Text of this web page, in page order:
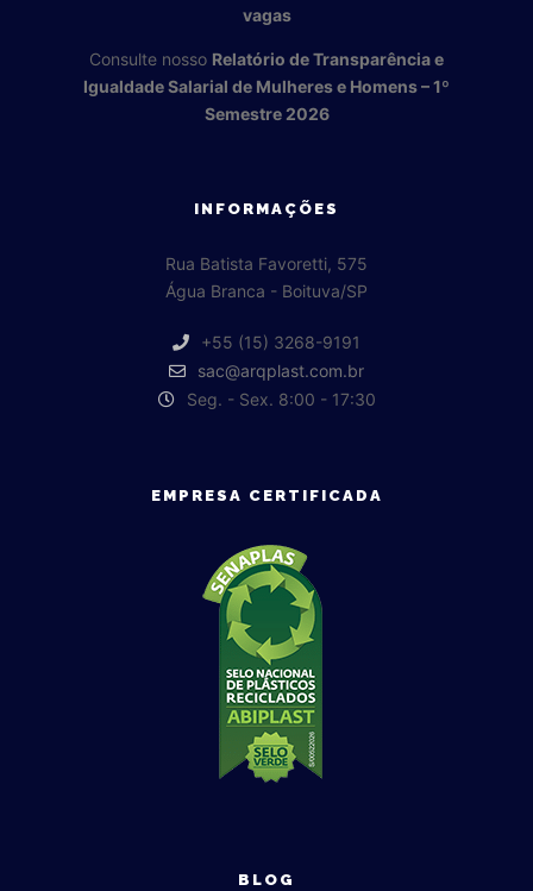
vagas
Consulte nosso Relatório de Transparência e
Igualdade Salarial de Mulheres e Homens – 1º
Semestre 2026
INFORMAÇÕES
Rua Batista Favoretti, 575
Água Branca - Boituva/SP
+55 (15) 3268-9191
sac@arqplast.com.br
Seg. - Sex. 8:00 - 17:30
EMPRESA CERTIFICADA
BLOG